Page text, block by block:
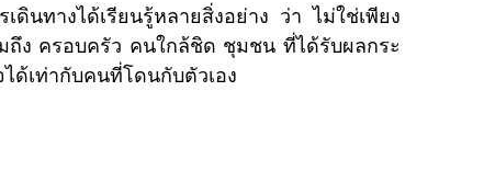
ถึง ครอบครัว คนใกล้ชิด ชุมชน ที่ได้รับผลกระ
ด้เท่ากับคนที่โดนกับตัวเอง